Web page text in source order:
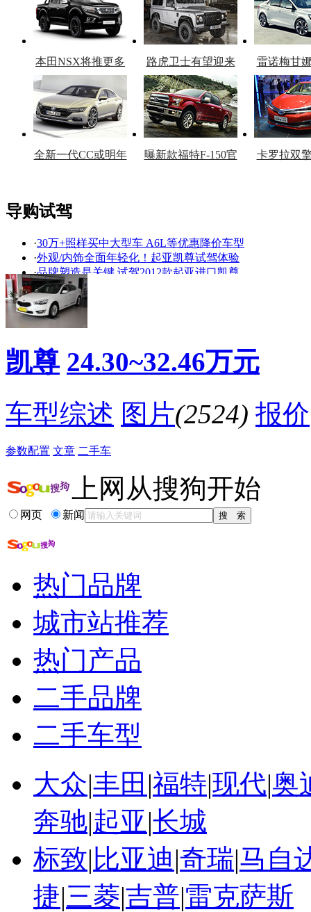
本田NSX将推更多
车型
路虎卫士有望迎来
复产
雷诺梅甘
官
全新一代CC或明年
曝新款福特F-150官
卡罗拉双
看赛车宝贝争奇斗
艳
车模美腿爆乳无惧
走光
导购试驾
·30万+照样买中大型车 A6L等优惠降价车型
·外观/内饰全面年轻化！起亚凯尊试驾体验
·品牌塑造是关键 试驾2012款起亚进口凯尊
·新妆席位 起亚凯尊Cadenza首次试驾体验
·新妆席位 起亚凯尊Cadenza首次试驾体验
·想说爱你不容易！新雅尊3大竞争对手分析
·颠覆传统的韩系高端车 起亚凯尊2.4L商务
试驾起亚凯尊 感叹其无懈可击的外观冲击
感受“越级”驾乘之乐 试驾进口起亚凯尊
·绚烂之极归于“舒适”试驾进口起亚凯尊
降价促销
凯尊 24.30~32.46万元
车型综述 图片(2524) 报价
参数配置 文章 二手车
上网从搜狗开始
网页 新闻
热门品牌
城市站推荐
热门产品
二手品牌
二手车型
大众|丰田 |福特|现代|奥
奔驰|起亚|长城
标致| 比亚迪|奇瑞|马自
捷|三菱|吉普|雷克萨斯